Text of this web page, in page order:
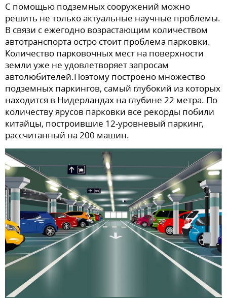
С помощью подземных сооружений можно
решить не только актуальные научные проблемы.
В связи с ежегодно возрастающим количеством
автотранспорта остро стоит проблема парковки.
Количество парковочных мест на поверхности
земли уже не удовлетворяет запросам
автолюбителей.Поэтому построено множество
подземных паркингов, самый глубокий из которых
находится в Нидерландах на глубине 22 метра. По
количеству ярусов парковки все рекорды побили
китайцы, построившие 12-уровневый паркинг,
рассчитанный на 200 машин.